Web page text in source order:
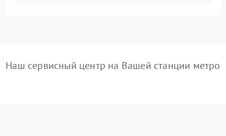
Наш сервисный центр на Вашей станции метро